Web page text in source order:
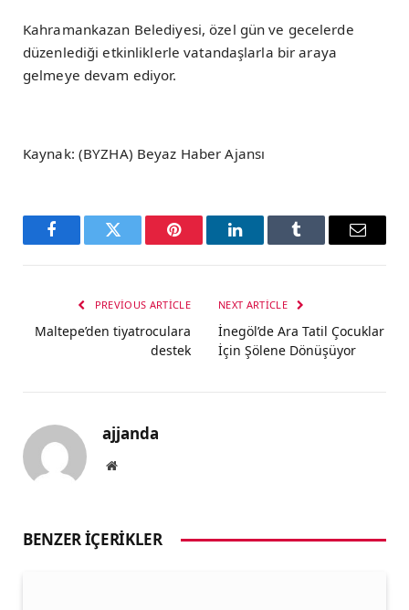
Kahramankazan Belediyesi, özel gün ve gecelerde
düzenlediği etkinliklerle vatandaşlarla bir araya
gelmeye devam ediyor.
Kaynak: (BYZHA) Beyaz Haber Ajansı
FacebookTwitter Pinterest LinkedInTumblr Email
PREVIOUS ARTICLE
Maltepe’den tiyatroculara
destek
NEXT ARTICLE
İnegöl’de Ara Tatil Çocuklar
İçin Şölene Dönüşüyor
ajjanda
Website
BENZER İÇERIKLER